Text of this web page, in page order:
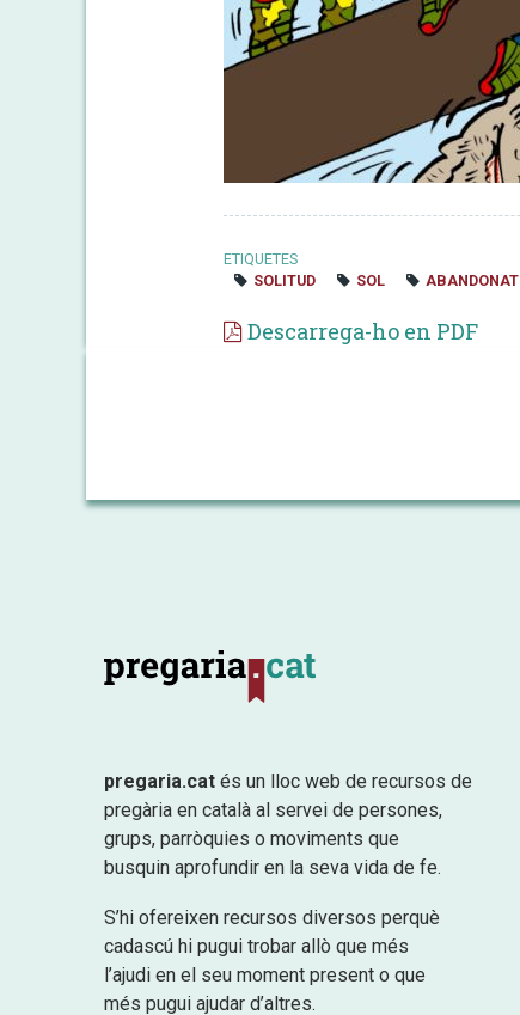
ETIQUETES
SOLITUD
SOL ABANDONAT
Descarrega-ho en PDF
pregaria.cat és un lloc web de recursos de
pregària en català al servei de persones,
grups, parròquies o moviments que
busquin aprofundir en la seva vida de fe.
S’hi ofereixen recursos diversos perquè
cadascú hi pugui trobar allò que més
l’ajudi en el seu moment present o que
més pugui ajudar d’altres.